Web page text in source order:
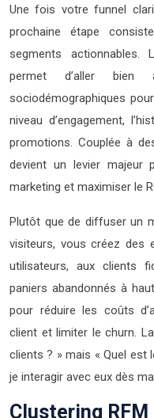
Une fois votre funnel
prochaine étape
segments actionnables.
permet d’aller bien
sociodémographiques
niveau d’engagement,
promotions. Couplée à
devient un levier majeur
marketing et maximiser le
Plutôt que de diffuser un
visiteurs, vous créez des
utilisateurs, aux clients
paniers abandonnés à
pour réduire les coûts
client et limiter le churn.
clients ? » mais « Quel
je interagir avec eux dès
Clustering